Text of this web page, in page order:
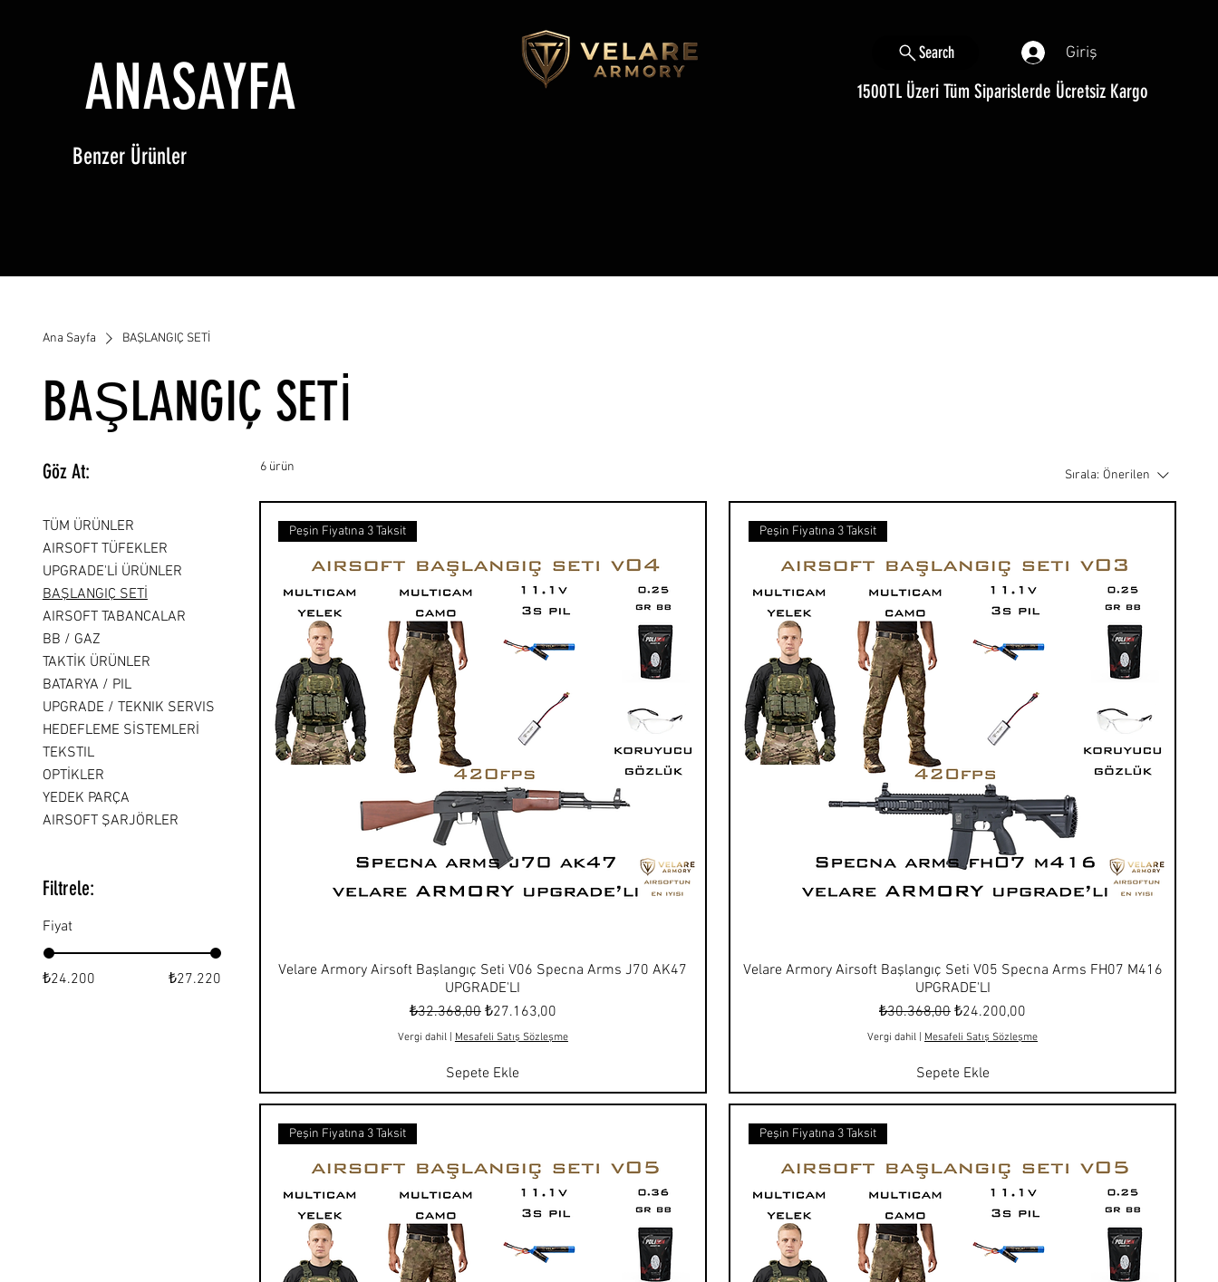
ANASAYFA Search Giriş
1500TL Üzeri Tüm Siparislerde Ücretsiz Kargo
Benzer Ürünler
Ana Sayfa BAŞLANGIÇ SETİ
BAŞLANGIÇ SETİ
Göz At:
TÜM ÜRÜNLER
AIRSOFT TÜFEKLER
UPGRADE'Lİ ÜRÜNLER
BAŞLANGIÇ SETİ
AIRSOFT TABANCALAR
BB / GAZ
TAKTİK ÜRÜNLER
BATARYA / PIL
UPGRADE / TEKNIK SERVIS
HEDEFLEME SİSTEMLERİ
TEKSTIL
OPTİKLER
YEDEK PARÇA
AIRSOFT ŞARJÖRLER
Filtrele:
Fiyat
₺24.200 ₺27.220
6 ürün
Sırala: Önerilen
Peşin Fiyatına 3 Taksit
Velare Armory Airsoft Başlangıç Seti V06 Specna Arms J70 AK47
UPGRADE'LI
Normal Fiyat
₺32.368,00 İndirimli Fiyat
₺27.163,00
Vergi dahil| Mesafeli Satış Sözleşme
Sepete Ekle
Peşin Fiyatına 3 Taksit
Velare Armory Airsoft Başlangıç Seti V05 Specna Arms FH07 M416
UPGRADE'LI
Normal Fiyat
₺30.368,00 İndirimli Fiyat
₺24.200,00
Vergi dahil Mesafeli Satış Sözleşme
Sepete Ekle
Peşin Fiyatına 3 Taksit Peşin Fiyatına 3 Taksit